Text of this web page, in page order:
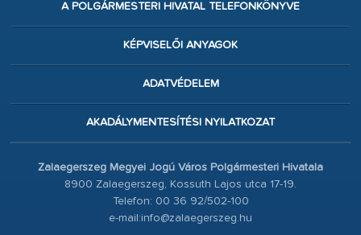
A POLGÁRMESTERI HIVATAL TELEFONKÖNYVE
KÉPVISELŐI ANYAGOK
ADATVÉDELEM
AKADÁLYMENTESÍTÉSI NYILATKOZAT
Zalaegerszeg Megyei Jogú Város Polgármesteri Hivatala
8900 Zalaegerszeg, Kossuth Lajos utca 17-19.
Telefon: 00 36 92/502-100
e-mail:info@zalaegerszeg.hu